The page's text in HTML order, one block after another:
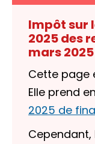
Impôt sur
2025 des
mars 2025
Cette page
Elle prend
2025 de
Cependant,